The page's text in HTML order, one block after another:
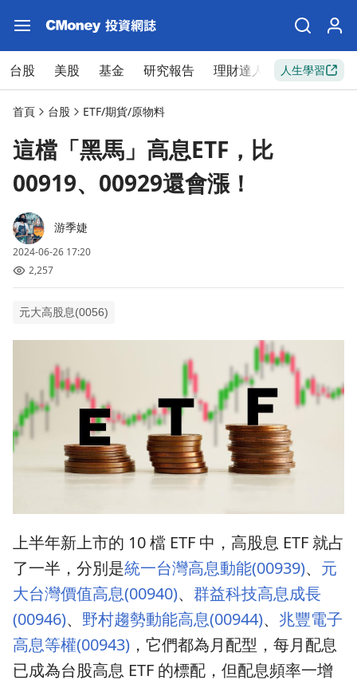
台股 美股 基金 研究報告 理財達人 新手入門
人生學習
首頁 台股 ETF/期貨/原物料
這檔「黑馬」高息ETF，比
00919、00929還會漲！
游季婕
2024-06-26 17:20
2,257
元大高股息(0056)
上半年新上市的 10 檔 ETF 中，高股息 ETF 就占
了一半，分別是統一台灣高息動能(00939)、 元
大台灣價值高息(00940)、 群益科技高息成長
(00946)、 野村趨勢動能高息(00944)、 兆豐電子
高息等權(00943) ，它們都為月配型，每月配息
已成為台股高息 ETF 的標配，但配息頻率一增